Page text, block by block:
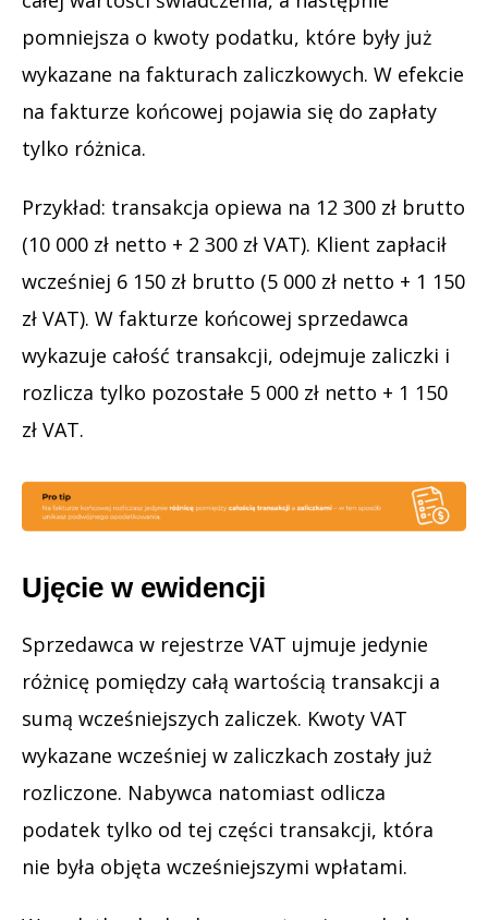
pomniejsza o kwoty podatku, które były już
wykazane na fakturach zaliczkowych. W efekcie
na fakturze końcowej pojawia się do zapłaty
tylko różnica.
Przykład: transakcja opiewa na 12 300 zł brutto
(10 000 zł netto + 2 300 zł VAT). Klient zapłacił
wcześniej 6 150 zł brutto (5 000 zł netto + 1 150
zł VAT). W fakturze końcowej sprzedawca
wykazuje całość transakcji, odejmuje zaliczki i
rozlicza tylko pozostałe 5 000 zł netto + 1 150
zł VAT.
Ujęcie w ewidencji
Sprzedawca w rejestrze VAT ujmuje jedynie
różnicę pomiędzy całą wartością transakcji a
sumą wcześniejszych zaliczek. Kwoty VAT
wykazane wcześniej w zaliczkach zostały już
rozliczone. Nabywca natomiast odlicza
podatek tylko od tej części transakcji, która
nie była objęta wcześniejszymi wpłatami.